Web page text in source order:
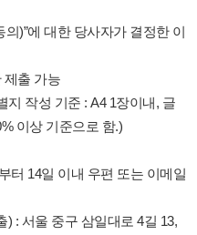
의)”에 대한 당사자가 결정한 이
제출 가능
지 작성 기준 : A4 1장이내, 글
이상 기준으로 함.)
터 14일 이내 우편 또는 이메일
: 서울 중구 삼일대로 4길 13,